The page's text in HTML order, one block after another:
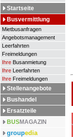
Startseite
Busvermittlung
Mietbusanfragen
Angebotsmanagement
Leerfahrten
Freimeldungen
Ihre Busanmietung
Ihre Leerfahrten
Ihre Freimeldungen
Stellenangebote
Bushandel
Ersatzteile
BUSMAGAZIN
groupedia